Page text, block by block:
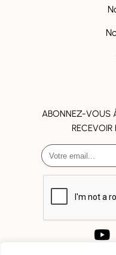
ABONNEZ-VOUS
RECEVOIR